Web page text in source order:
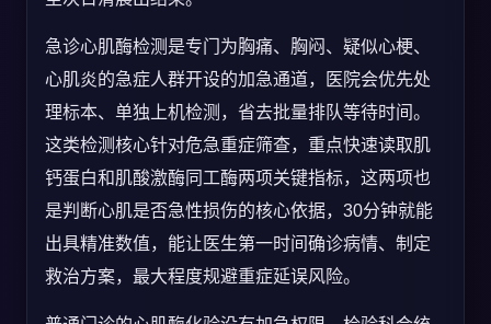
急诊心肌酶检测是专门为胸痛、胸闷、疑似心梗、
心肌炎的急症人群开设的加急通道，医院会优先处
理标本、单独上机检测，省去批量排队等待时间。
这类检测核心针对危急重症筛查，重点快速读取肌
钙蛋白和肌酸激酶同工酶两项关键指标，这两项也
是判断心肌是否急性损伤的核心依据，30分钟就能
出具精准数值，能让医生第一时间确诊病情、制定
救治方案，最大程度规避重症延误风险。